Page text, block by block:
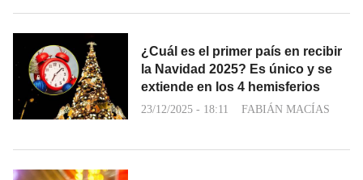
¿Cuál es el primer país en recibir
la Navidad 2025? Es único y se
extiende en los 4 hemisferios
23/12/2025 - 18:11 FABIÁN MACÍAS